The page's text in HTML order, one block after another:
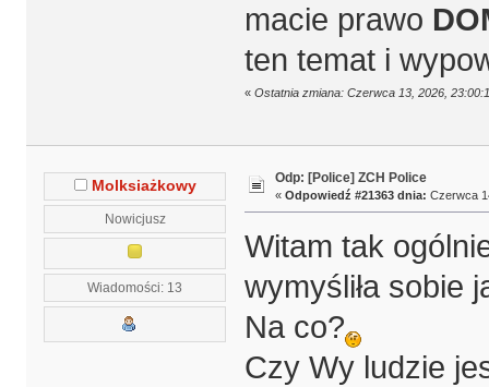
macie prawo
ten temat i
« Ostatnia zmiana: Czerwca 13, 2026,
Molksiażkowy
Nowicjusz
Wiadomości: 13
Odp: [Police] ZCH Police
« Odpowiedź #21363 dnia: Czerwca
Witam tak
wymyśliła sobie
Na co?
Czy Wy ludzie